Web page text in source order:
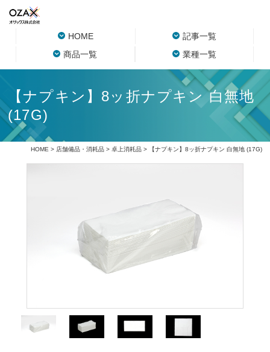
HOME
記事一覧
商品一覧
業種一覧
【ナプキン】8ッ折ナプキン 白無地
(17G)
HOME > 店舗備品・消耗品> 卓上消耗品> 【ナプキン】8ッ折ナプキン 白無地 (17G)